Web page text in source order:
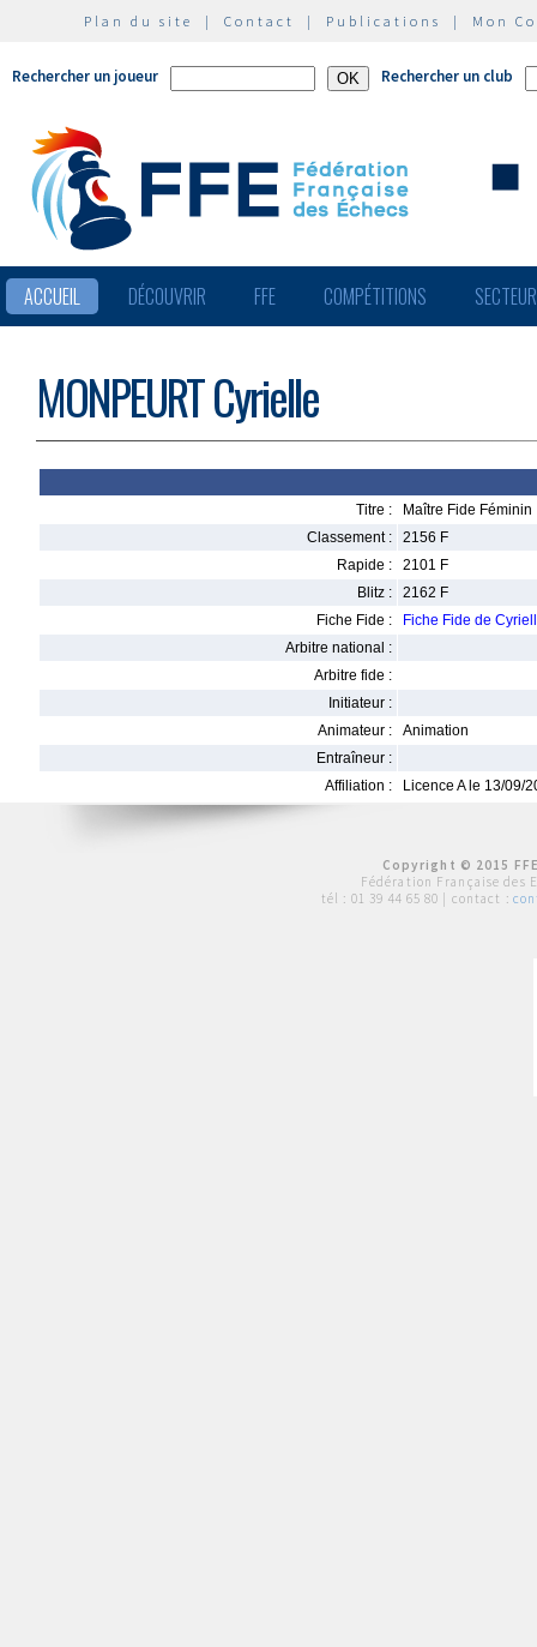
Plan du site | Contact | Publications | Mon
Rechercher un joueur Rechercher un club
ACCUEIL DÉCOUVRIR FFE COMPÉTITIONS
MONPEURT Cyrielle
Titre :
Maître Fide Féminin
Classement :
2156 F
Rapide :
2101 F
Blitz :
2162 F
Fiche Fide :
Fiche Fide de
Arbitre national :
Arbitre fide :
Initiateur :
Animateur :
Animation
Entraîneur :
Affiliation :
Licence A le 13/09/
Copyright © 2015
Fédération Française des
tél : 01 39 44 65 80 | contact :